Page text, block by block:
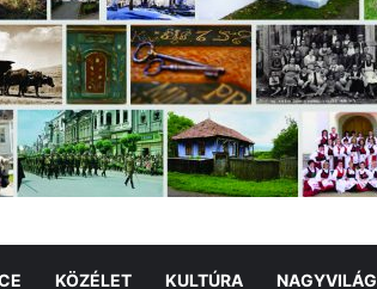
KÖZÉLET KULTÚRA NAGYVILÁG